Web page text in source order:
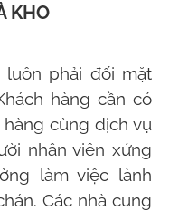
KHO
luôn phải đối mặt
hàng cần có
cùng dịch vụ
nhân viên xứng
làm việc lành
Các nhà cung